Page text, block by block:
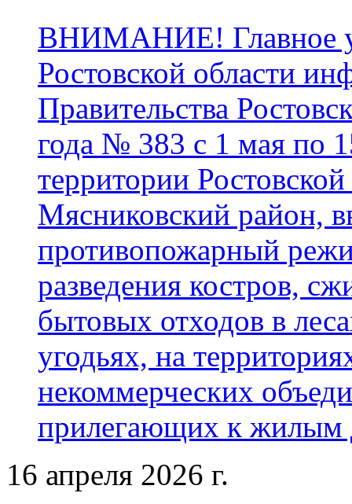
ВНИМАНИЕ! Главное
Ростовской области
Правительства
года № 383 с 1 мая по
территории
Мясниковский район,
противопожарный
разведения костров,
бытовых отходов в
угодьях, на
некоммерческих
прилегающих к жилым
16 апреля 2026 г.